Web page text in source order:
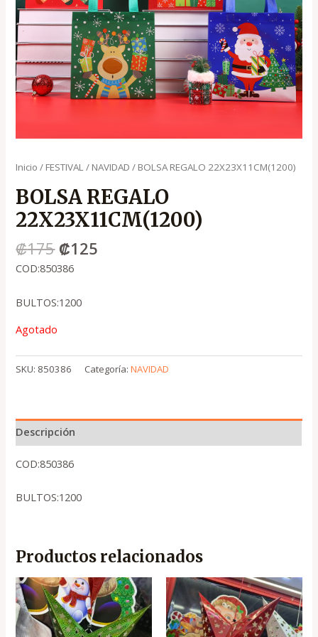
Inicio / FESTIVAL/ NAVIDAD / BOLSA REGALO 22X23X11CM(1200)
BOLSA REGALO
22X23X11CM(1200)
₡175 ₡125
COD:850386
BULTOS:1200
Agotado
SKU: 850386 Categoría:NAVIDAD
Descripción
COD:850386
BULTOS:1200
Productos relacionados
El
precio
original
era:
.
El
precio
actual
es:
.
El
precio
original
era:
.
El
precio
actual
es:
.